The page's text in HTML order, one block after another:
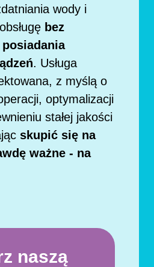
wody i
bez
. Usługa
z myślą o
optymalizacji
stałej jakości
skupić się na
ważne - na
naszą